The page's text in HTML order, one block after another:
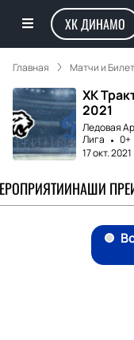
ХК ДИНАМО
Главная Матчи и
ХК
2021
Ледовая
Лига
0+
17 окт. 2021
НАШИ